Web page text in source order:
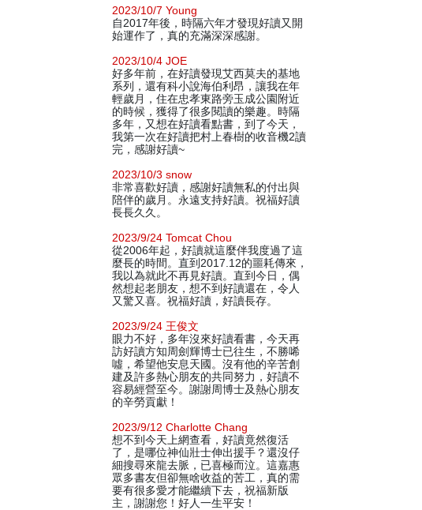
2023/10/7 Young
自2017年後，時隔六年才發現好讀又開
始運作了，真的充滿深深感謝。
2023/10/4 JOE
好多年前，在好讀發現艾西莫夫的基地
系列，還有科小說海伯利昂，讓我在年
輕歲月，住在忠孝東路旁玉成公園附近
的時候，獲得了很多閱讀的樂趣。時隔
多年，又想在好讀看點書，到了今天，
我第一次在好讀把村上春樹的收音機2讀
完，感謝好讀~
2023/10/3 snow
非常喜歡好讀，感謝好讀無私的付出與
陪伴的歲月。永遠支持好讀。祝福好讀
長長久久。
2023/9/24 Tomcat Chou
從2006年起，好讀就這麼伴我度過了這
麼長的時間。直到2017.12的噩耗傳來，
我以為就此不再見好讀。直到今日，偶
然想起老朋友，想不到好讀還在，令人
又驚又喜。祝福好讀，好讀長存。
2023/9/24 王俊文
眼力不好，多年沒來好讀看書，今天再
訪好讀方知周劍輝博士已往生，不勝唏
噓，希望他安息天國。沒有他的辛苦創
建及許多熱心朋友的共同努力，好讀不
容易經營至今。謝謝周博士及熱心朋友
的辛勞貢獻！
2023/9/12 Charlotte Chang
想不到今天上網查看，好讀竟然復活
了，是哪位神仙壯士伸出援手？還沒仔
細搜尋來龍去脈，已喜極而泣。這嘉惠
眾多書友但卻無啥收益的苦工，真的需
要有很多愛才能繼續下去，祝福新版
主，謝謝您！好人一生平安！